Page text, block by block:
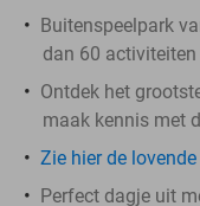
Buitenspeelpark
dan 60
Ontdek het
maak kennis met
Zie hier de
Perfect dagje uit